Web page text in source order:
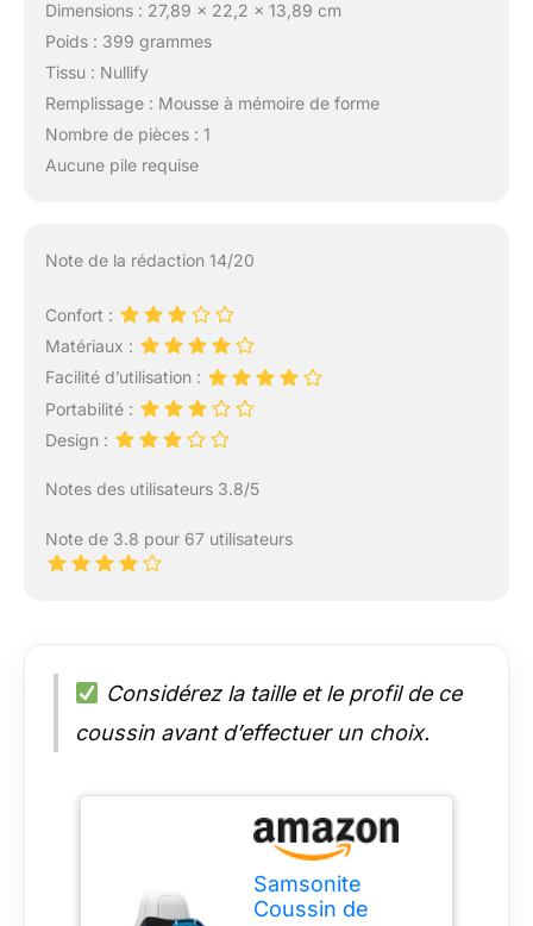
Dimensions : 27,89 x 22,2 x 13,89 cm
Poids : 399 grammes
Tissu : Nullify
Remplissage : Mousse à mémoire de forme
Nombre de pièces : 1
Aucune pile requise
Note de la rédaction 14/20
Confort :
Matériaux :
Facilité d’utilisation :
Portabilité :
Design :
Notes des utilisateurs 3.8/5
Note de 3.8 pour 67 utilisateurs
Considérez la taille et le profil de ce
coussin avant d’effectuer un choix.
Samsonite
Coussin de